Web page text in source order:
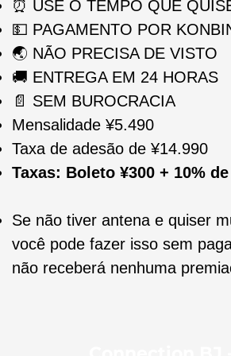
⏰ USE O TEMPO QUE
💵 PAGAMENTO POR
🌏 NÃO PRECISA DE VISTO
🚚 ENTREGA EM 24 HORAS
📄 SEM BUROCRACIA
Mensalidade ¥5.490
Taxa de adesão de ¥14.990
Taxas: Boleto ¥300 + 10%
Se não tiver antena e quiser
você pode fazer isso sem
não receberá nenhuma